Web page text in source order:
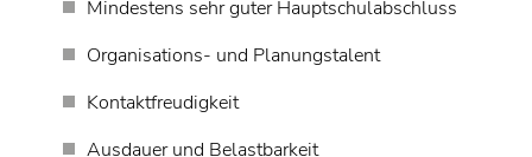
Mindestens sehr guter Hauptschulabschluss
Organisations- und Planungstalent
Kontaktfreudigkeit
Ausdauer und Belastbarkeit